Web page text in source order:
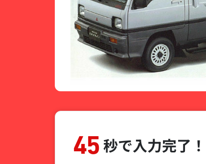
45秒で入力完了！